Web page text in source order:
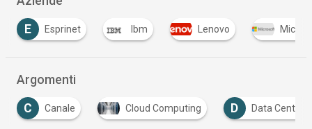
E Esprinet Ibm Lenovo
Argomenti
C Canale Cloud Computing D Data Center